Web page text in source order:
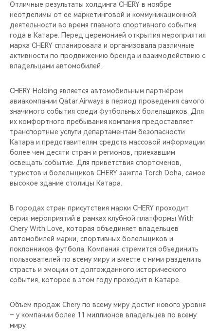
Отличные результаты холдинга CHERY в ноябре
неотделимы от ее маркетинговой и коммуникационной
деятельности во время главного спортивного события
года в Катаре. Перед церемонией открытия мероприятия
марка CHERY спланировала и организовала различные
активности по продвижению бренда и взаимодействию с
владельцами автомобилей.
CHERY Holding является автомобильным партнёром
авиакомпании Qatar Airways в период проведения самого
значимого события среди футбольных болельщиков. Для
их комфортного пребывания компания предоставляет
транспортные услуги департаментам безопасности
Катара и представителям средств массовой информации
более чем десяти стран и регионов, приехавшим
освещать событие. Для приветствия спортсменов,
туристов и болельщиков CHERY зажгла Torch Dohа, самое
высокое здание столицы Катара.
В городах стран присутствия марки CHERY проходит
серия мероприятий в рамках клубной платформы With
Chery With Love, которая объединяет владельцев
автомобилей марки, спортивных болельщиков и
поклонников футбола. Компания стремится объединить
пользователей по всему миру и вместе с ними разделить
страсть и эмоции от долгожданного исторического
события, которое в этом году проходит в Катаре.
Объем продаж Chery по всему миру достиг нового уровня
– у компании более 11 миллионов владельцев по всему
миру.